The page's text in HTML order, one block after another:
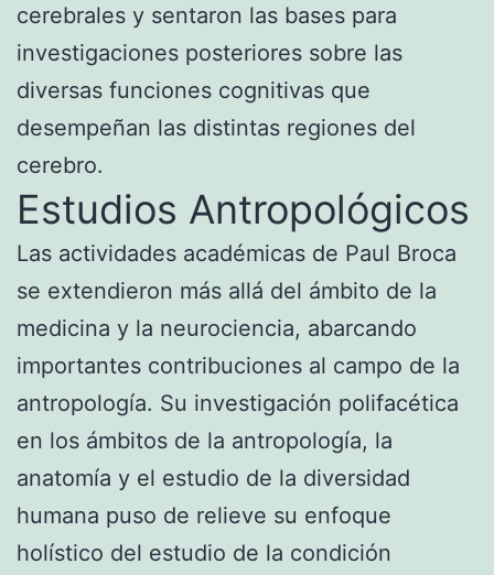
cerebrales y sentaron las bases para
investigaciones posteriores sobre las
diversas funciones cognitivas que
desempeñan las distintas regiones del
cerebro.
Estudios Antropológicos
Las actividades académicas de Paul Broca
se extendieron más allá del ámbito de la
medicina y la neurociencia, abarcando
importantes contribuciones al campo de la
antropología. Su investigación polifacética
en los ámbitos de la antropología, la
anatomía y el estudio de la diversidad
humana puso de relieve su enfoque
holístico del estudio de la condición